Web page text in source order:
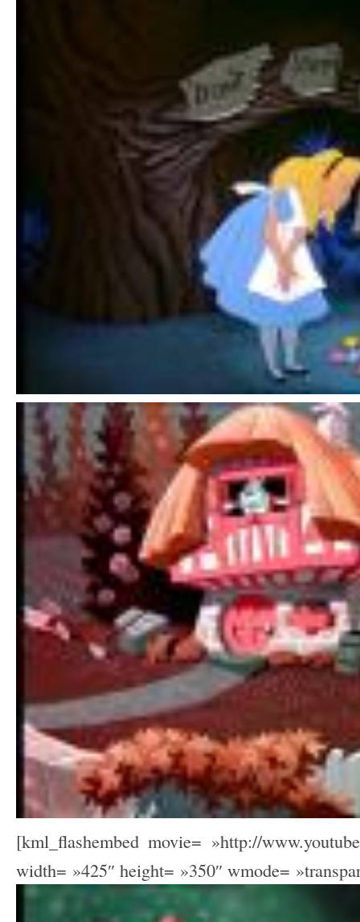
[kml_flashembed movie= »http://
width= »425″ height= »350″ wmode=